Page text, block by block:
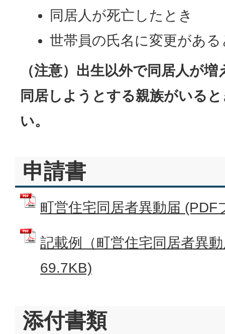
同居人が死亡したとき
世帯員の氏名に変更がある
（注意）出生以外で同居人が
同居しようとする親族がいる
い。
申請書
町営住宅同居者異動届
記載例（町営住宅同居者異
69.7KB)
添付書類